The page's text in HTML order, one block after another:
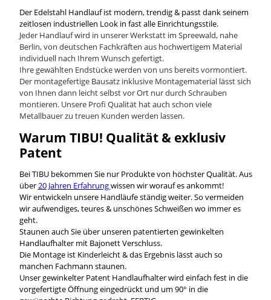
Der Edelstahl Handlauf ist modern, trendig & passt dank seinem
zeitlosen industriellen Look in fast alle Einrichtungsstile.
Jeder Handlauf wird in unserer Werkstatt im Spreewald, nahe
Berlin, von deutschen Fachkräften aus hochwertigem Material
individuell nach Ihrem Wunsch gefertigt.
Ihre gewählten Endstücke werden von uns bereits vormontiert.
Der montagefertige Bausatz inklusive Montagematerial lässt sich
von Ihnen dann leicht selbst vor Ort nur durch Schrauben
montieren. Unsere Profi Qualität hat auch schon viele
Metallbauer zu treuen Kunden werden lassen.
Warum TIBU! Qualität & exklusiv
Patent
Bei TIBU bekommen Sie nur Produkte von höchster Qualität. Aus
über 20 Jahren Erfahrungwissen wir worauf es ankommt!
Wir entwickeln unsere Handläufe ständig weiter. So vermeiden
wir aufwendiges, teures & unschönes Schweißen wo immer es
geht.
Staunen auch Sie über unseren patentierten gewinkelten
Handlaufhalter mit Bajonett Verschluss.
Die Montage ist Kinderleicht & das Ergebnis lässt auch so
manchen Fachmann staunen.
Unser gewinkelter Patent Handlaufhalter wird einfach fest in die
vorgefertigte Öffnung eingedrückt und um 90° in die